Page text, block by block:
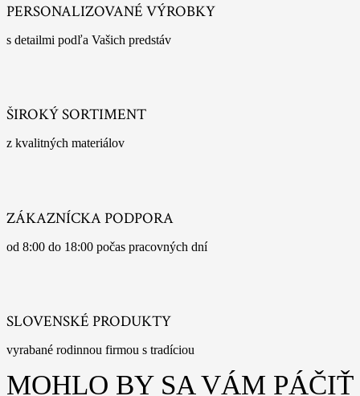
PERSONALIZOVANÉ VÝROBKY
s detailmi podľa Vašich predstáv
ŠIROKÝ SORTIMENT
z kvalitných materiálov
ZÁKAZNÍCKA PODPORA
od 8:00 do 18:00 počas pracovných dní
SLOVENSKÉ PRODUKTY
vyrabané rodinnou firmou s tradíciou
MOHLO BY SA VÁM PÁČIŤ